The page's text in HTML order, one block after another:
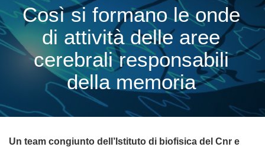
Così si formano le onde
di attività delle aree
cerebrali responsabili
della memoria
Un team congiunto dell’Istituto di biofisica del Cnr e